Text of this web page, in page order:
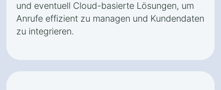
und eventuell Cloud-basierte Lösungen, um
Anrufe effizient zu managen und Kundendaten
zu integrieren.